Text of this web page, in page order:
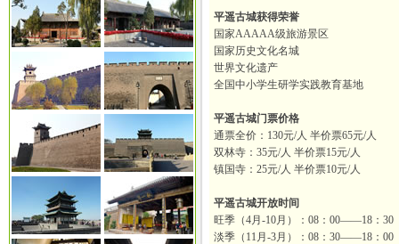
平遥古城获得荣誉
国家AAAAA级旅游景区
国家历史文化名城
世界文化遗产
全国中小学生研学实践教育基地
平遥古城门票价格
通票全价：130元/人 半价票65元/人
双林寺：35元/人 半价票15元/人
镇国寺：25元/人 半价票10元/人
平遥古城开放时间
旺季（4月-10月）：08：00——18：30
淡季（11月-3月）：08：30——18：00